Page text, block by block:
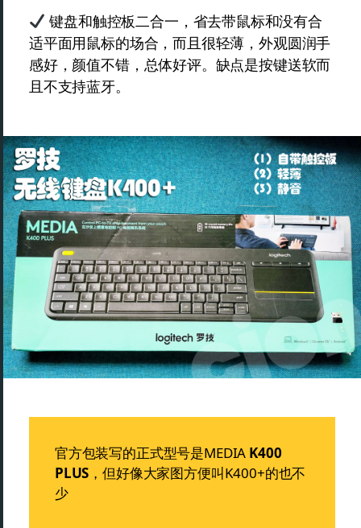
键盘和触控板二合一，省去带鼠标和没有合
适平面用鼠标的场合，而且很轻薄，外观圆润手
感好，颜值不错，总体好评。缺点是按键送软而
且不支持蓝牙。
官方包装写的正式型号是MEDIA K400
PLUS ，但好像大家图方便叫K400+的也不
少